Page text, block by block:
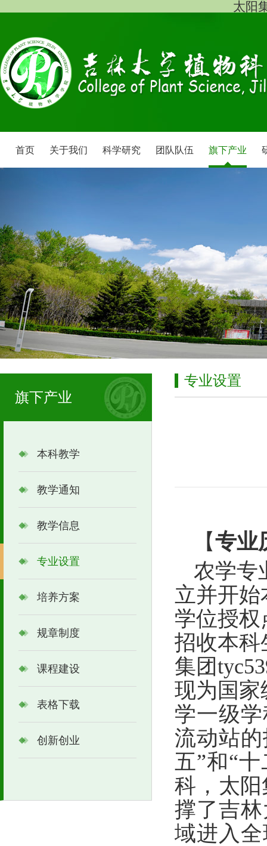
太阳
首页 关于我们 科学研究 团队队伍 旗下产业
旗下产业
本科教学
教学通知
教学信息
专业设置
培养方案
规章制度
课程建设
表格下载
创新创业
专业设置
【专业
农学专
立并开始
学位授权
招收本科
集团
现为国
学一级
流动站
五”和“
科 ， 太
撑了吉
域进入